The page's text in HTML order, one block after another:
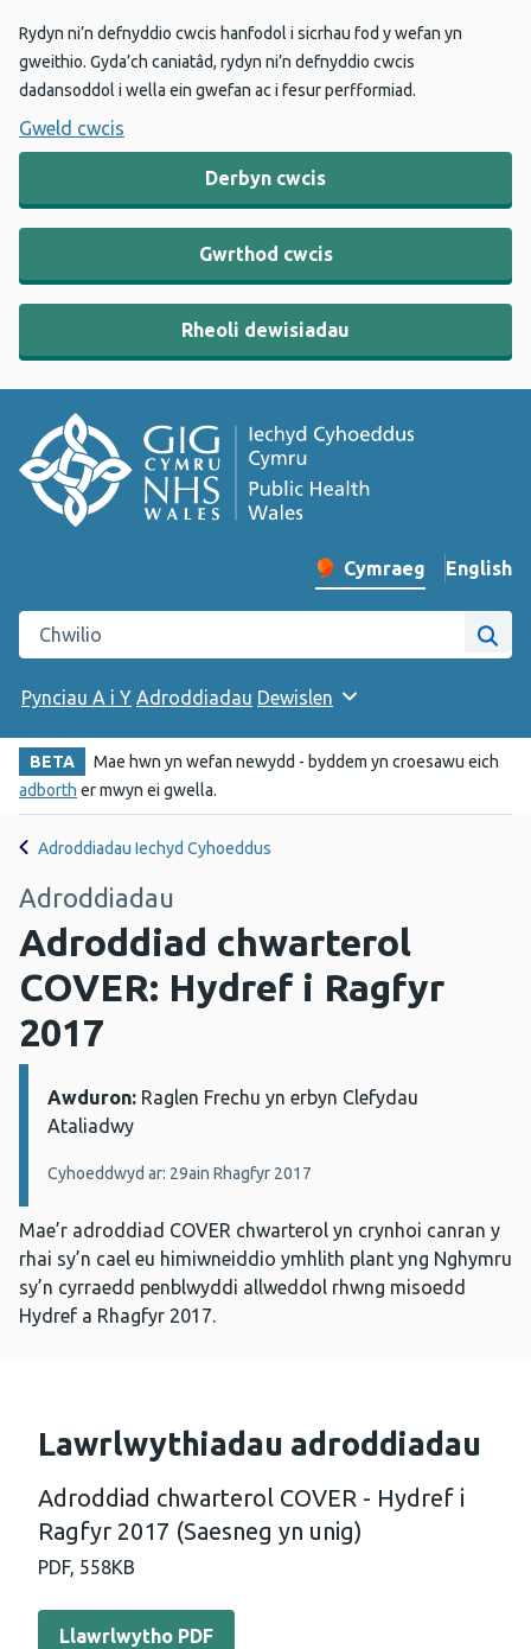
Rydyn ni’n defnyddio cwcis hanfodol i sicrhau fod y wefan yn
gweithio. Gyda’ch caniatâd, rydyn ni’n defnyddio cwcis
dadansoddol i wella ein gwefan ac i fesur perfformiad.
Gweld cwcis
Derbyn cwcis
Gwrthod cwcis
Rheoli dewisiadau
Newid iaith y wefan
Cymraeg English
–
Chwilio gwefan Iechyd Cyhoeddus Cymru
Pynciau A i Y Adroddiadau Dewislen
BETA
Mae hwn yn wefan newydd - byddem yn croesawu eich
adborth er mwyn ei gwella.
Adroddiadau Iechyd Cyhoeddus
Adroddiadau
Adroddiad chwarterol
COVER: Hydref i Ragfyr
2017
Manylion:
Awduron: Raglen Frechu yn erbyn Clefydau
Ataliadwy
Cyhoeddwyd ar: 29ain Rhagfyr 2017
Mae’r adroddiad COVER chwarterol yn crynhoi canran y
rhai sy’n cael eu himiwneiddio ymhlith plant yng Nghymru
sy’n cyrraedd penblwyddi allweddol rhwng misoedd
Hydref a Rhagfyr 2017.
Lawrlwythiadau adroddiadau
Adroddiad chwarterol COVER - Hydref i
Ragfyr 2017 (Saesneg yn unig)
PDF, 558KB
Llawrlwytho PDF - Adroddiad chwarterol COVER -
Llawrlwytho PDF